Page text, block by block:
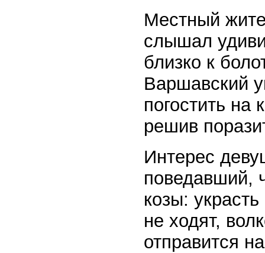
Местный
слышал
близко к
Варшавский
погостить на
решив
Интерес
поведавший,
козы:
не ходят,
отправится